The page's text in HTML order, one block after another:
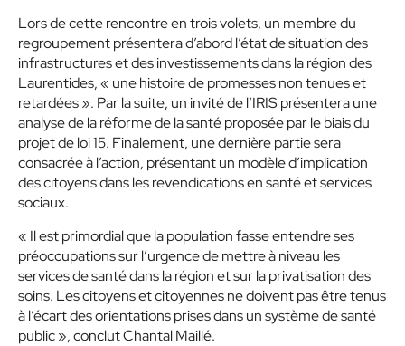
Lors de cette rencontre en trois volets, un membre du
regroupement présentera d’abord l’état de situation des
infrastructures et des investissements dans la région des
Laurentides, « une histoire de promesses non tenues et
retardées ». Par la suite, un invité de l’IRIS présentera une
analyse de la réforme de la santé proposée par le biais du
projet de loi 15. Finalement, une dernière partie sera
consacrée à l’action, présentant un modèle d’implication
des citoyens dans les revendications en santé et services
sociaux.
« Il est primordial que la population fasse entendre ses
préoccupations sur l’urgence de mettre à niveau les
services de santé dans la région et sur la privatisation des
soins. Les citoyens et citoyennes ne doivent pas être tenus
à l’écart des orientations prises dans un système de santé
public »,conclut Chantal Maillé.